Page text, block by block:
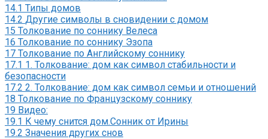
14.1 Типы домов
14.2 Другие символы в сновидении с домом
15 Толкование по соннику Велеса
16 Толкование по соннику Эзопа
17 Толкование по Английскому соннику
17.1 1. Толкование: дом как символ стабильности и
безопасности
17.2 2. Толкование: дом как символ семьи и отношений
18 Толкование по Французскому соннику
19 Видео:
19.1 К чему снится дом.Сонник от Ирины
19.2 Значения других снов